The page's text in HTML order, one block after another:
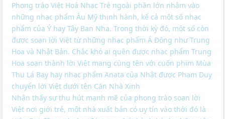
Phong trào Việt Hoá Nhạc Trẻ ngoài phần lớn nhắm vào
những nhạc phẩm Âu Mỹ thịnh hành, kể cả một số nhạc
phẩm của Ý hay Tây Ban Nha. Trong thời kỳ đó, một số còn
được soạn lời Việt từ những nhạc phẩm Á Đông như Trung
Hoa và Nhật Bản. Chắc khó ai quên được nhạc phẩm Trung
Hoa soạn thành lời Việt mang cùng tên với cuốn phim Mùa
Thu Lá Bay hay nhạc phẩm Anata của Nhật được Phạm Duy
chuyển lời Việt dưới tên Căn Nhà Xinh
Nhận thấy sự thu hút mạnh mẽ của phong trào soạn lời
Việt nơi giới trẻ, một nhà xuất bản có uy tín vào thời đó là